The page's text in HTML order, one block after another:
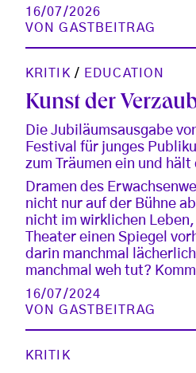
16/07/2026
VONGASTBEITRAG
KRITIK / EDUCATION
Kunst der
Die Jubiläumsausgabe
Festival für junges
zum Träumen ein und
Dramen des
nicht nur auf der Bühne
nicht im wirklichen
Theater einen Spiegel
darin manchmal
manchmal weh tut?
16/07/2024
VONGASTBEITRAG
KRITIK